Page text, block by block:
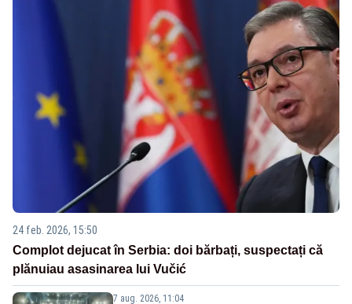
24 feb. 2026, 15:50
Complot dejucat în Serbia: doi bărbați, suspectați că
plănuiau asasinarea lui Vučić
7 aug. 2026, 11:04